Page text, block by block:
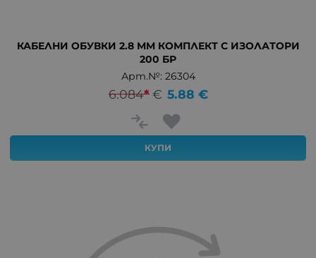
КАБЕЛНИ ОБУВКИ 2.8 MM КОМПЛЕКТ С ИЗОЛАТОРИ
200 БР
Арт.№: 26304
6.084* € 5.88 €
КУПИ